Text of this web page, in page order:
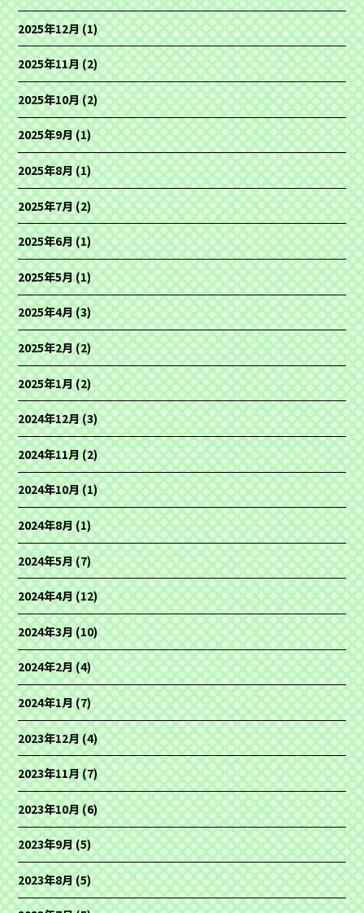
2025年12月(1)
2025年11月(2)
2025年10月(2)
2025年9月(1)
2025年8月(1)
2025年7月(2)
2025年6月(1)
2025年5月(1)
2025年4月(3)
2025年2月(2)
2025年1月(2)
2024年12月(3)
2024年11月(2)
2024年10月(1)
2024年8月(1)
2024年5月(7)
2024年4月(12)
2024年3月(10)
2024年2月(4)
2024年1月(7)
2023年12月(4)
2023年11月(7)
2023年10月(6)
2023年9月(5)
2023年8月(5)